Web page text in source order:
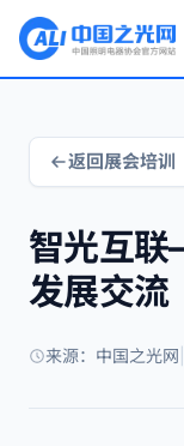
返回展会培训
智光互
发展交流
来源：中国之光网